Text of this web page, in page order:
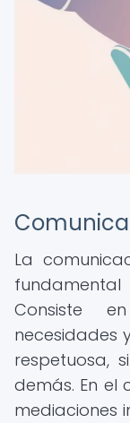
La
Consiste
necesidades
respetuosa,
demás. En el
mediaciones